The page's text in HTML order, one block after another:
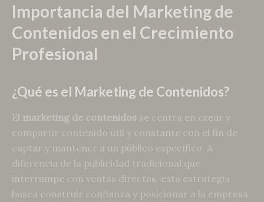
Importancia del Marketing de
Contenidos en el Crecimiento
Profesional
¿Qué es el Marketing de Contenidos?
El marketing de contenidos se centra en crear y
compartir contenido útil y constante con el fin de
captar y mantener a un público específico. A
diferencia de la publicidad tradicional que
interrumpe con ventas directas, esta estrategia
busca construir confianza y posicionar a la empresa